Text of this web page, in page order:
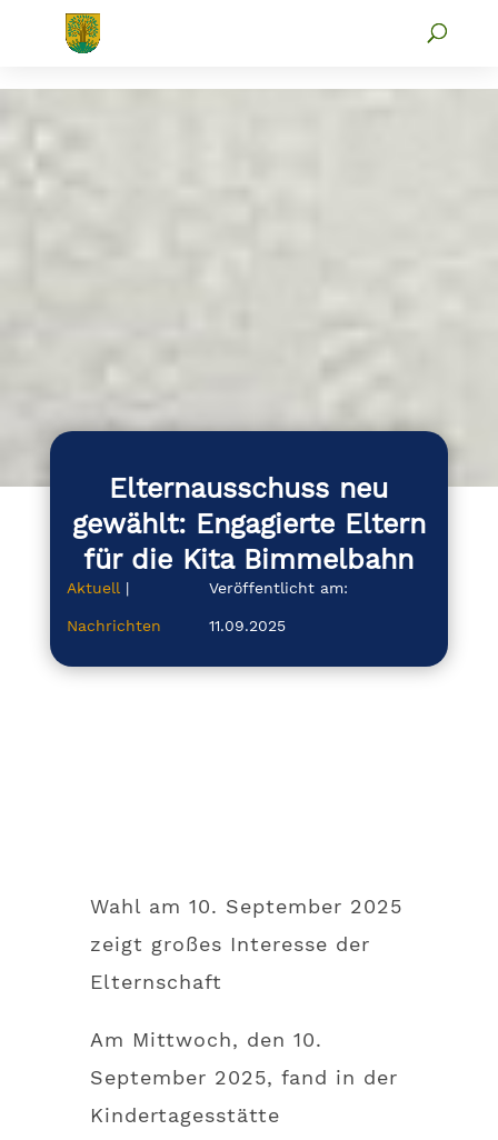
Elternausschuss neu
gewählt: Engagierte Eltern
für die Kita Bimmelbahn
Aktuell|
Nachrichten
Veröffentlicht am:
11.09.2025
Wahl am 10. September 2025
zeigt großes Interesse der
Elternschaft
Am Mittwoch, den 10.
September 2025, fand in der
Kindertagesstätte